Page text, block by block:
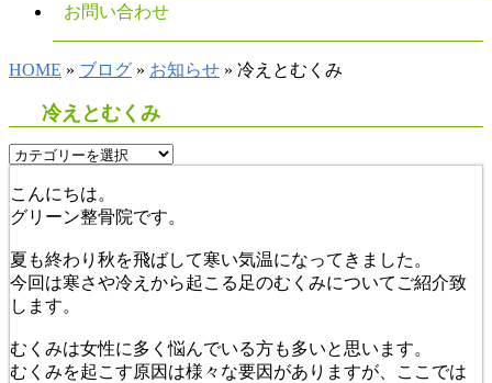
お問い合わせ
HOME » ブログ » お知らせ » 冷えとむくみ
冷えとむくみ
こんにちは。
グリーン整骨院です。
夏も終わり秋を飛ばして寒い気温になってきました。
今回は寒さや冷えから起こる足のむくみについてご紹介致
します。
むくみは女性に多く悩んでいる方も多いと思います。
むくみを起こす原因は様々な要因がありますが、ここでは